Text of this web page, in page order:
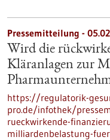
Pressemitteilung -
Wird die
Kläranlagen zur
https://regulatorik-
pro.de/infothek/
rueckwirkende-
milliardenbelastung-